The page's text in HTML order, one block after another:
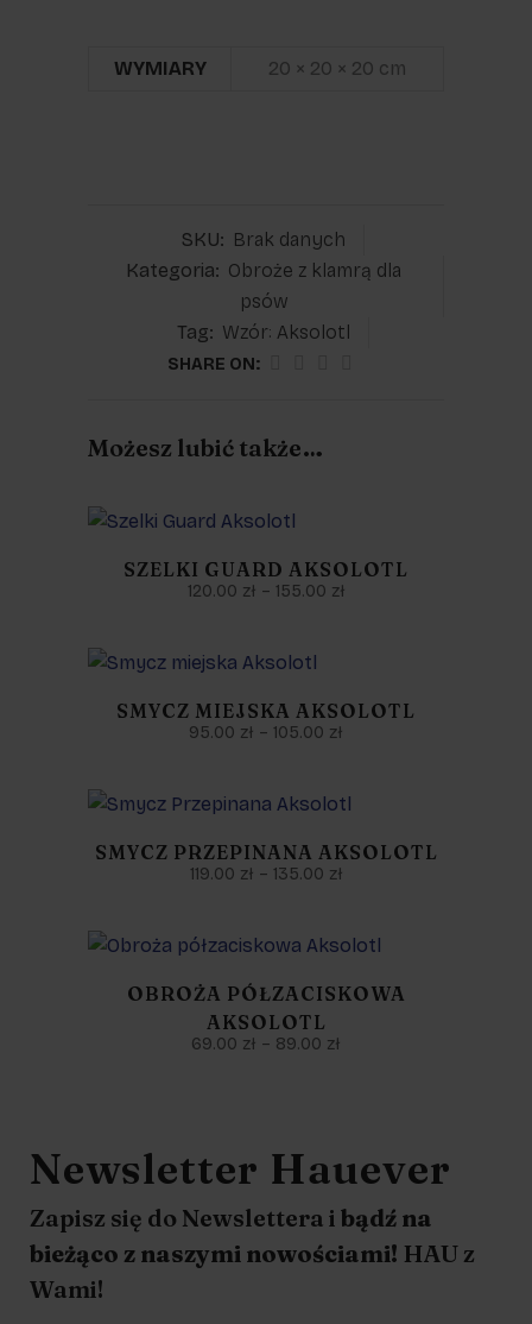
WYMIARY 20 × 20 × 20 cm
SKU: Brak danych
Kategoria: Obroże z klamrą dla
psów
Tag: Wzór: Aksolotl
SHARE ON:
Możesz lubić także…
SZELKI GUARD AKSOLOTL
120.00 zł – 155.00 zł
SMYCZ MIEJSKA AKSOLOTL
95.00 zł – 105.00 zł
SMYCZ PRZEPINANA AKSOLOTL
119.00 zł – 135.00 zł
OBROŻA PÓŁZACISKOWA
AKSOLOTL
69.00 zł – 89.00 zł
Newsletter Hauever
Zapisz się do Newslettera i bądź na
bieżąco z naszymi nowościami! HAU z
Wami!